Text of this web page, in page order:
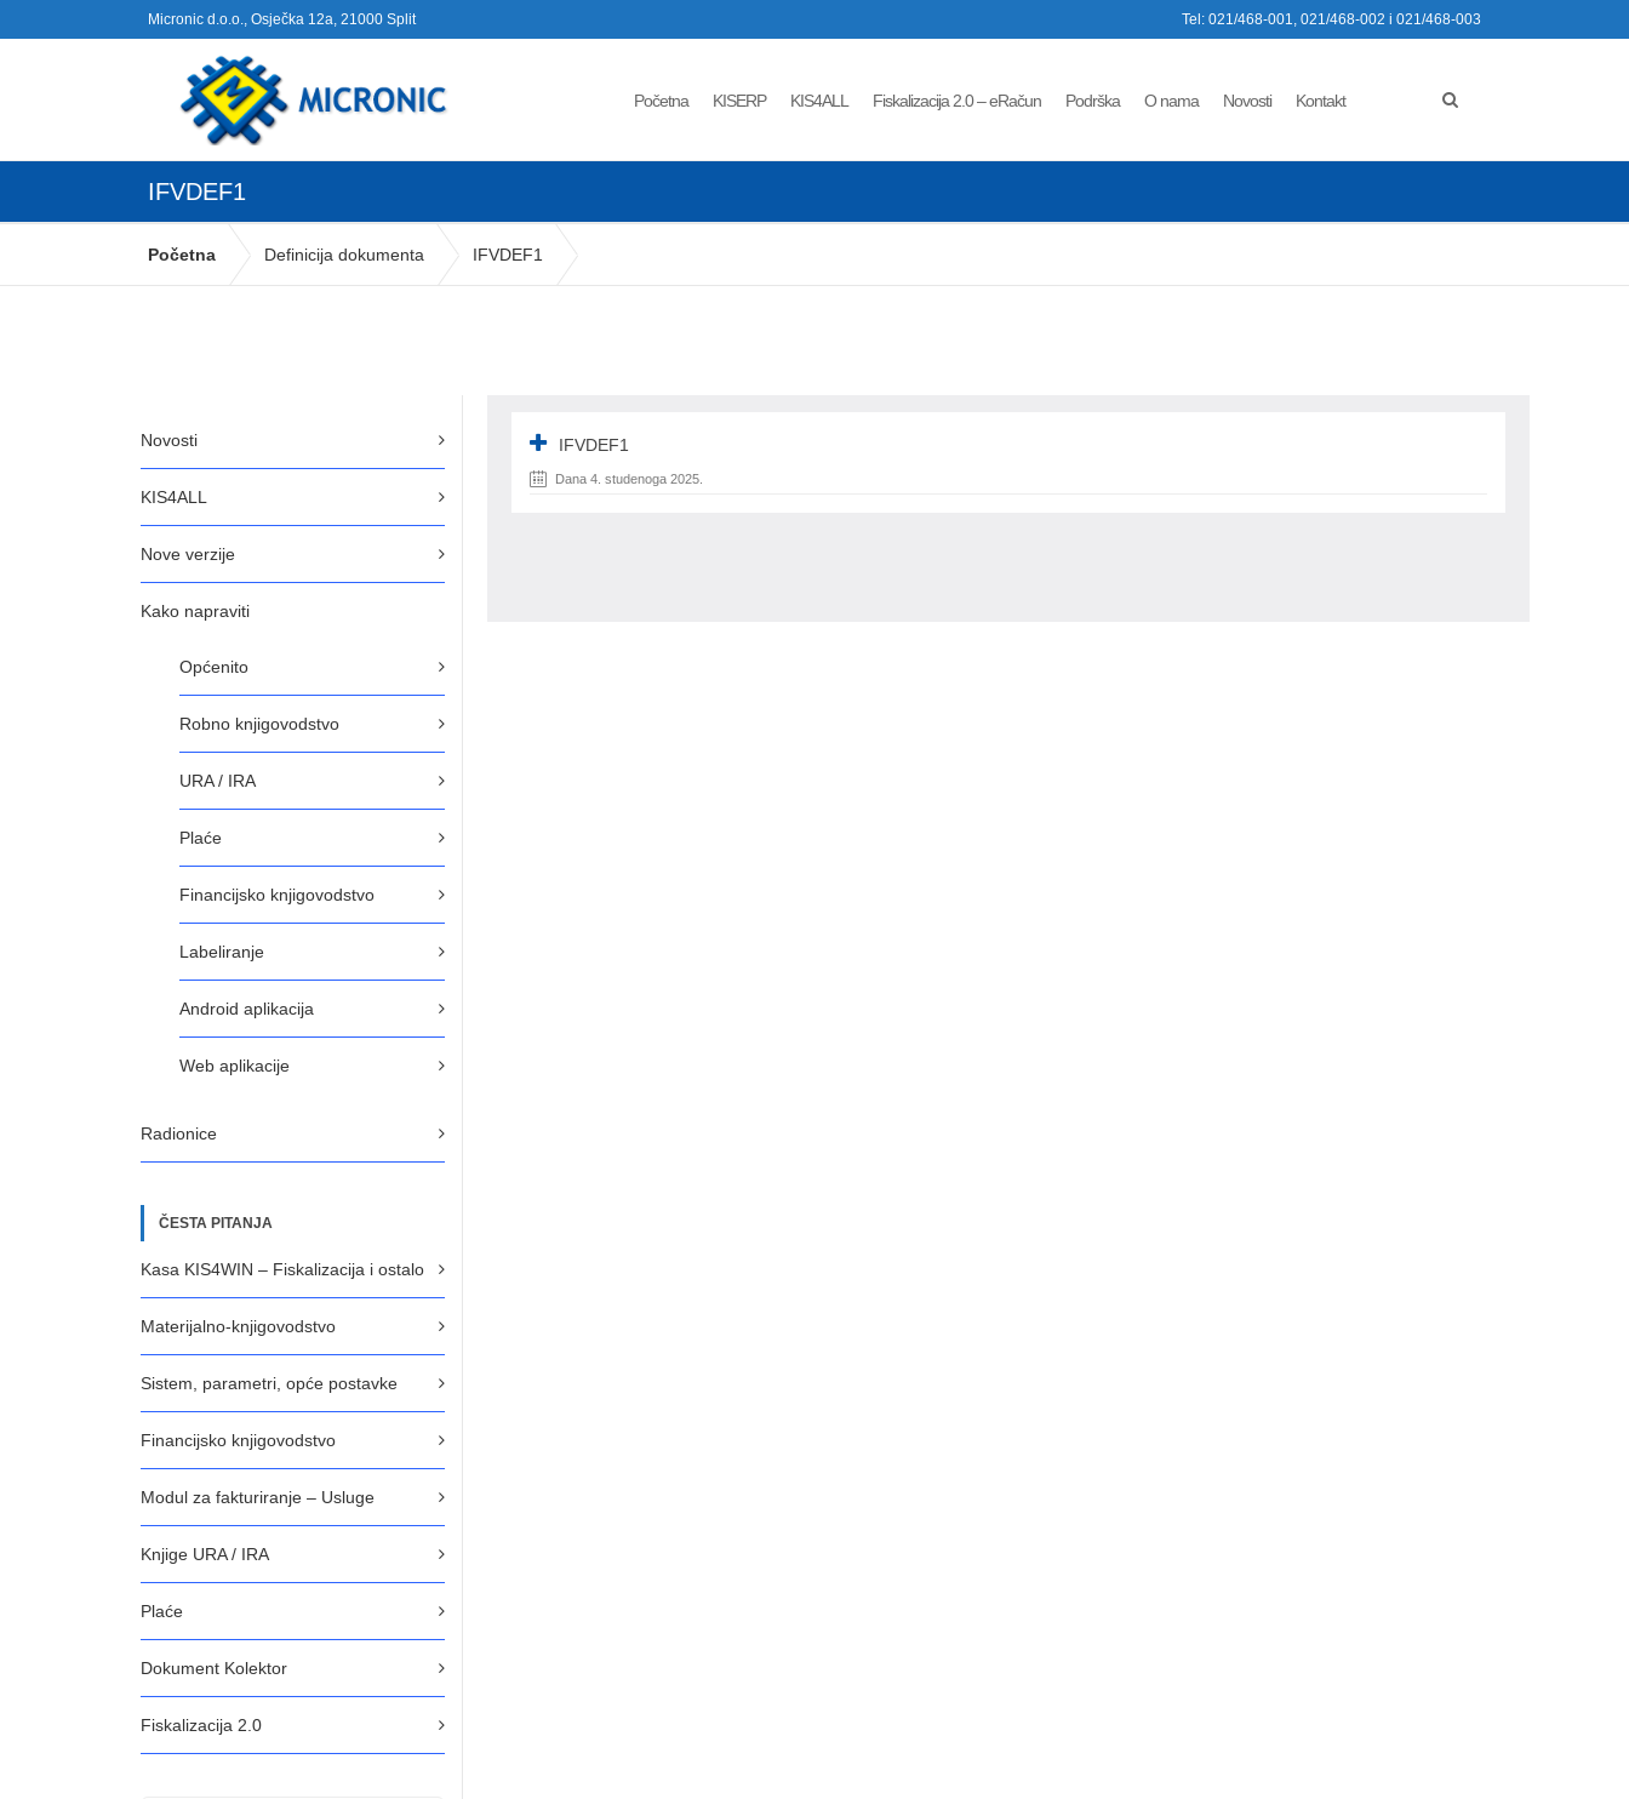
Micronic d.o.o., Osječka 12a, 21000 Split Tel: 021/468-001, 021/468-002 i 021/468-003
Početna KISERP KIS4ALL Fiskalizacija 2.0 – eRačun Podrška O nama Novosti Kontakt
IFVDEF1
Početna Definicija dokumenta IFVDEF1
Novosti
KIS4ALL
Nove verzije
Kako napraviti
Općenito
Robno knjigovodstvo
URA / IRA
Plaće
Financijsko knjigovodstvo
Labeliranje
Android aplikacija
Web aplikacije
Radionice
ČESTA PITANJA
Kasa KIS4WIN – Fiskalizacija i ostalo
Materijalno-knjigovodstvo
Sistem, parametri, opće postavke
Financijsko knjigovodstvo
Modul za fakturiranje – Usluge
Knjige URA / IRA
Plaće
Dokument Kolektor
Fiskalizacija 2.0
IFVDEF1
Dana 4. studenoga 2025.